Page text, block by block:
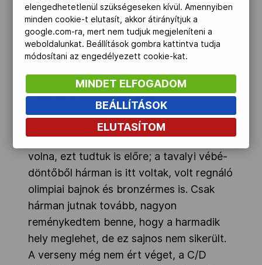
MOB-Média/Molnár Ádám
„Ez a futam erősebb nem is lehetett
volna, ezt tudtuk is előre; a tavalyi vébé-
döntőből hárman is itt voltak, volt regnáló
olimpiai bajnok és bronzérmes is. Csak
hárman jutnak tovább, nagyon
reménykedtem benne, hogy a harmadik
hely meglehet, de ez sajnos nem sikerült.
A verseny még nem ért véget, a C/D
elengedhetetlenül szükségeseken kívül. Amennyiben
minden cookie-t elutasít, akkor átirányítjuk a
google.com-ra, mert nem tudjuk megjeleníteni a
weboldalunkat. Beállítások gombra kattintva tudja
módosítani az engedélyezett cookie-kat.
MINDET ELFOGADOM
BEÁLLÍTÁSOK
ELUTASÍTOM